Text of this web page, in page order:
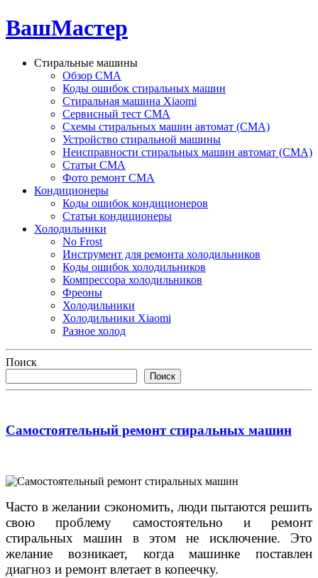
ВашМастер
Стиральные машины
Обзор СМА
Коды ошибок стиральных машин
Стиральная машина Xiaomi
Сервисный тест СМА
Схемы стиральных машин автомат (СМА)
Устройство стиральной машины
Неисправности стиральных машин автомат (СМА)
Статьи СМА
Фото ремонт СМА
Кондиционеры
Коды ошибок кондиционеров
Статьи кондиционеры
Холодильники
No Frost
Инструмент для ремонта холодильников
Коды ошибок холодильников
Компрессора холодильников
Фреоны
Холодильники
Холодильники Xiaomi
Разное холод
Поиск
Поиск
Самостоятельный ремонт стиральных машин
Часто в желании сэкономить, люди пытаются решить
свою проблему самостоятельно и ремонт
стиральных машин в этом не исключение. Это
желание возникает, когда машинке поставлен
диагноз и ремонт влетает в копеечку.